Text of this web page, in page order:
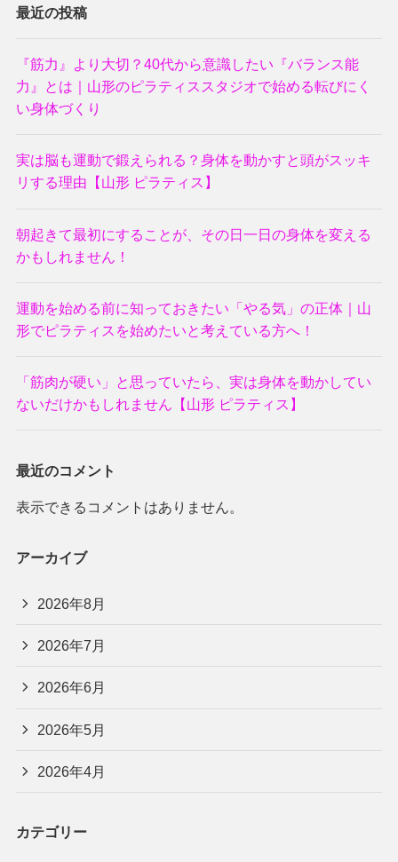
最近の投稿
『筋力』より大切？40代から意識したい『バランス能
力』とは｜山形のピラティススタジオで始める転びにく
い身体づくり
実は脳も運動で鍛えられる？身体を動かすと頭がスッキ
リする理由【山形 ピラティス】
朝起きて最初にすることが、その日一日の身体を変える
かもしれません！
運動を始める前に知っておきたい「やる気」の正体｜山
形でピラティスを始めたいと考えている方へ！
「筋肉が硬い」と思っていたら、実は身体を動かしてい
ないだけかもしれません【山形 ピラティス】
最近のコメント
表示できるコメントはありません。
アーカイブ
2026年8月
2026年7月
2026年6月
2026年5月
2026年4月
カテゴリー